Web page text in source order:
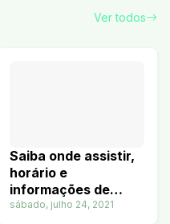
Ver todos
Saiba onde assistir,
horário e
informações de
Palmeiras x
sábado, julho 24, 2021